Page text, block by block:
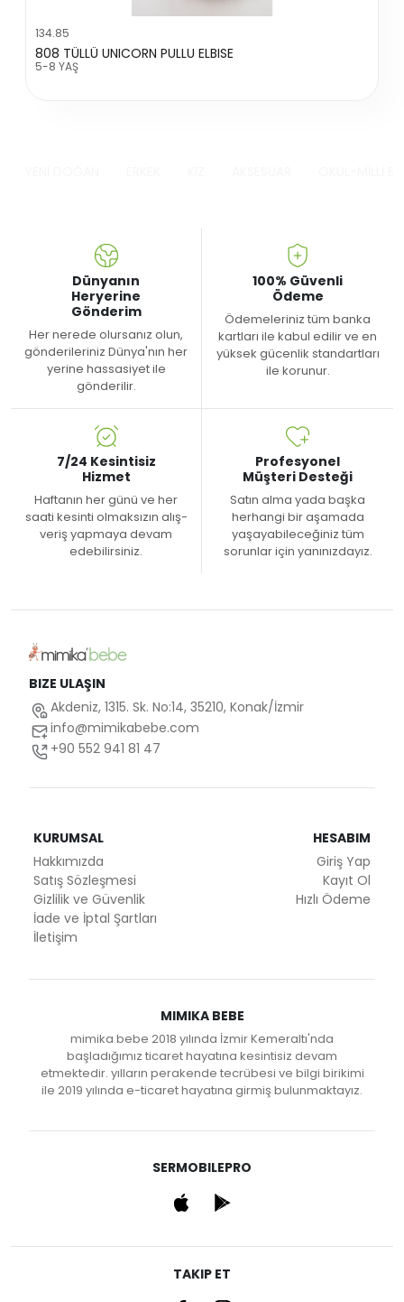
134.85
808 TÜLLÜ UNICORN PULLU ELBISE
5-8 YAŞ
Dünyanın
Heryerine
Gönderim
Her nerede olursanız olun,
gönderileriniz Dünya'nın her
yerine hassasiyet ile
gönderilir.
100% Güvenli
Ödeme
Ödemeleriniz tüm banka
kartları ile kabul edilir ve en
yüksek gücenlik standartları
ile korunur.
7/24 Kesintisiz
Hizmet
Haftanın her günü ve her
saati kesinti olmaksızın alış-
veriş yapmaya devam
edebilirsiniz.
Profesyonel
Müşteri Desteği
Satın alma yada başka
herhangi bir aşamada
yaşayabileceğiniz tüm
sorunlar için yanınızdayız.
BIZE ULAŞIN
Akdeniz, 1315. Sk. No:14, 35210, Konak/İzmir
info@mimikabebe.com
+90 552 941 81 47
KURUMSAL
Hakkımızda
Satış Sözleşmesi
Gizlilik ve Güvenlik
İade ve İptal Şartları
İletişim
HESABIM
Giriş Yap
Kayıt Ol
Hızlı Ödeme
MIMIKA BEBE
mimika bebe 2018 yılında İzmir Kemeraltı'nda
başladığımız ticaret hayatına kesintisiz devam
etmektedir. yılların perakende tecrübesi ve bilgi birikimi
ile 2019 yılında e-ticaret hayatına girmiş bulunmaktayız.
SERMOBILEPRO
TAKIP ET